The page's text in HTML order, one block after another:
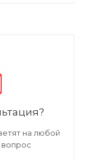
на любой